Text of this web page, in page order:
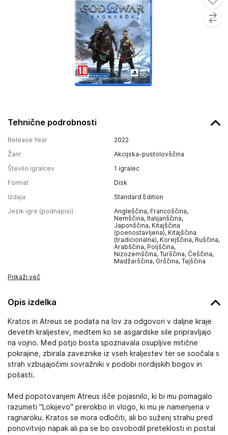
Tehnične podrobnosti
Release Year
2022
Žanr
Akcijska-pustolovščina
Število igralcev
1 igralec
Format
Disk
Izdaja
Standard Edition
Jezik igre (podnapisi)
Angleščina, Francoščina,
Nemščina, Italijanščina,
Japonščina, Kitajščina
(poenostavljena), Kitajščina
(tradicionalna), Korejščina, Ruščina,
Arabščina, Poljščina,
Nizozemščina, Turščina, Češčina,
Madžarščina, Grščina, Tajščina
Prikaži več
Opis izdelka
Kratos in Atreus se podata na lov za odgovori v daljne kraje
devetih kraljestev, medtem ko se asgardske sile pripravljajo
na vojno. Med potjo bosta spoznavala osupljive mitične
pokrajine, zbirala zaveznike iz vseh kraljestev ter se soočala s
strah vzbujajočimi sovražniki v podobi nordijskih bogov in
pošasti.
Med popotovanjem Atreus išče pojasnilo, ki bi mu pomagalo
razumeti "Lokijevo" prerokbo in vlogo, ki mu je namenjena v
ragnaröku. Kratos se mora odločiti, ali bo suženj strahu pred
ponovitvijo napak ali pa se bo osvobodil preteklosti in postal